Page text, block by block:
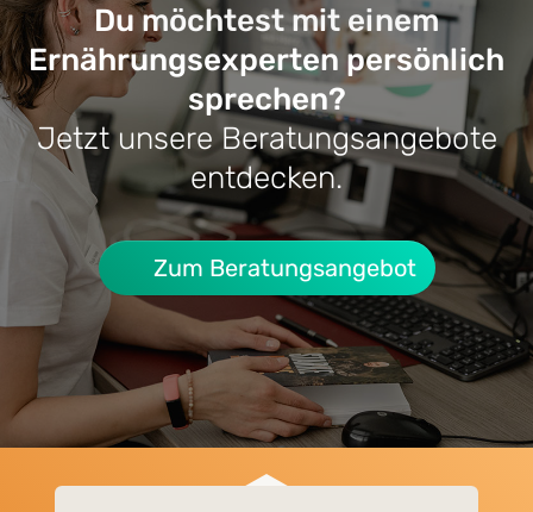
Du möchtest mit einem
Ernährungsexperten persönlich
sprechen?
Jetzt unsere Beratungsangebote
entdecken.
Zum Beratungsangebot